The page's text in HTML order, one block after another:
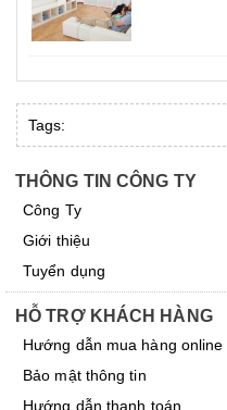
Tags:
THÔNG TIN CÔNG TY
Công Ty
Giới thiệu
Tuyển dụng
HỖ TRỢ KHÁCH HÀNG
Hướng dẫn mua hàng online
Bảo mật thông tin
Hướng dẫn thanh toán